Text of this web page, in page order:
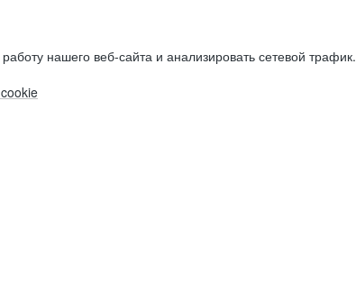
нашего веб-сайта и анализировать сетевой трафик.